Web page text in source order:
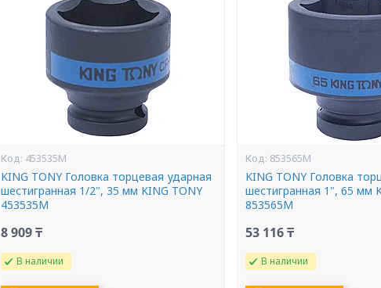
453535M
KING TONY Головка торцевая ударная
шестигранная 1/2", 35 мм KING TONY
453535M
8 909 ₸
В наличии
853565M
KING TONY Головка
шестигранная 1", 65 мм
853565M
53 116 ₸
В наличии